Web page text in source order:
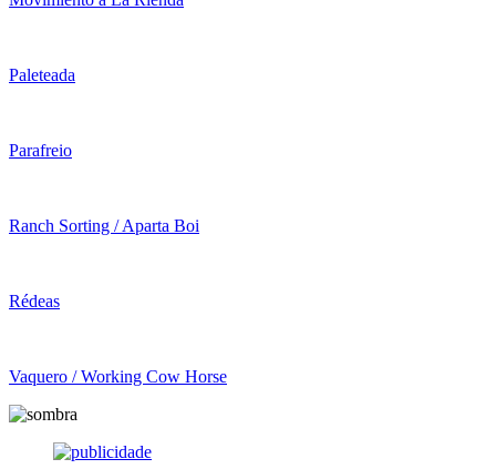
Paleteada
Parafreio
Ranch Sorting / Aparta Boi
Rédeas
Vaquero / Working Cow Horse